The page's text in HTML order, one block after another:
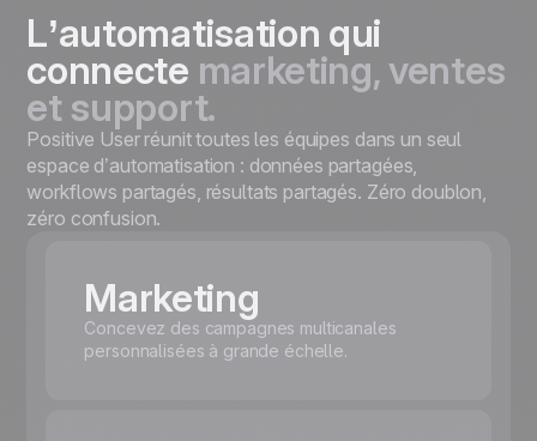
L’automatisation qui
connecte marketing, ventes
et support.
Positive User réunit toutes les équipes dans un seul
espace d’automatisation : données partagées,
workflows partagés, résultats partagés. Zéro doublon,
zéro confusion.
Marketing
Concevez des campagnes multicanales
personnalisées à grande échelle.